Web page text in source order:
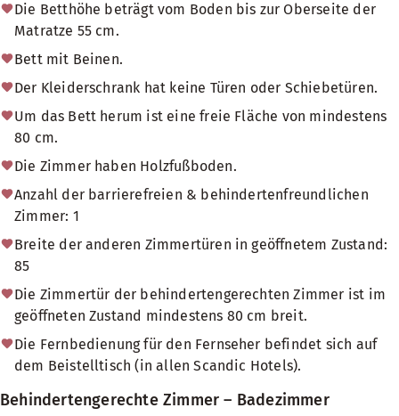
Die Betthöhe beträgt vom Boden bis zur Oberseite der
Matratze 55 cm.
Bett mit Beinen.
Der Kleiderschrank hat keine Türen oder Schiebetüren.
Um das Bett herum ist eine freie Fläche von mindestens
80 cm.
Die Zimmer haben Holzfußboden.
Anzahl der barrierefreien & behindertenfreundlichen
Zimmer: 1
Breite der anderen Zimmertüren in geöffnetem Zustand:
85
Die Zimmertür der behindertengerechten Zimmer ist im
geöffneten Zustand mindestens 80 cm breit.
Die Fernbedienung für den Fernseher befindet sich auf
dem Beistelltisch (in allen Scandic Hotels).
Behindertengerechte Zimmer – Badezimmer